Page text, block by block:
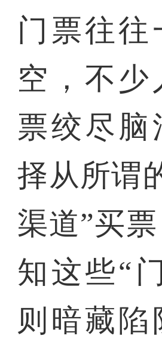
门票往往
空，不少
票绞尽脑
择从所谓
渠道”买
知这些“
则暗藏陷